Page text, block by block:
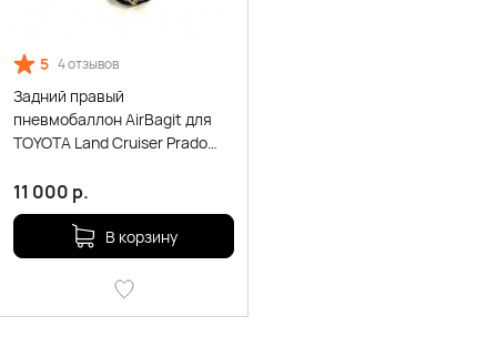
5 4 отзывов
Задний правый
пневмобаллон AirBagit для
TOYOTA Land Cruiser Prado
11 000 р.
В корзину